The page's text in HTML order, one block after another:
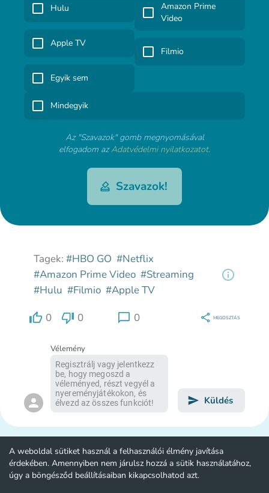
Hulu
Apple TV
Egyik sem
Amazon Prime
Video
Filmio
Mindegyik
Az "Szavazok" gomb megnyomásával
elfogadom azAdatvédelmi nyilatkozatot.
Szavazok!
Tagek: #HBO GO #Netflix
#Amazon Prime Video #Streaming
#Hulu #Filmio #Apple TV
0 0 0 MEGOSZTÁS
Vélemény
Küldés
A weboldal sütiket használ a felhasználói élmény javítása
érdekében. Amennyiben nem járulsz hozzá a sütik használatához,
úgy a böngésződ beállításaiban kikapcsolhatod azt.